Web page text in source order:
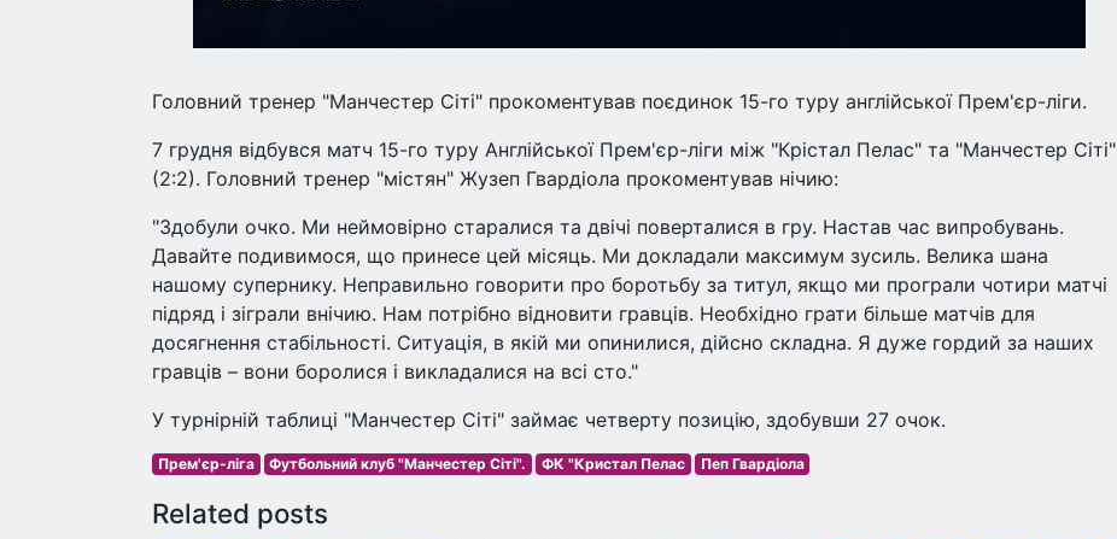
Головний тренер "Манчестер Сіті" прокоментував поєдинок 15-го туру англійської Прем'єр-ліги.
7 грудня відбувся матч 15-го туру Англійської Прем'єр-ліги між "Крістал Пелас" та "Манчестер Сіті"
(2:2). Головний тренер "містян" Жузеп Гвардіола прокоментував нічию:
"Здобули очко. Ми неймовірно старалися та двічі поверталися в гру. Настав час випробувань.
Давайте подивимося, що принесе цей місяць. Ми докладали максимум зусиль. Велика шана
нашому супернику. Неправильно говорити про боротьбу за титул, якщо ми програли чотири матчі
підряд і зіграли внічию. Нам потрібно відновити гравців. Необхідно грати більше матчів для
досягнення стабільності. Ситуація, в якій ми опинилися, дійсно складна. Я дуже гордий за наших
гравців – вони боролися і викладалися на всі сто."
У турнірній таблиці "Манчестер Сіті" займає четверту позицію, здобувши 27 очок.
Прем'єр-ліга Футбольний клуб "Манчестер Сіті". ФК "Кристал Пелас Пеп Гвардіола
Related posts